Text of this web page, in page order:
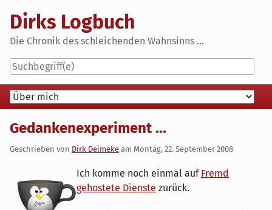
content
Dirks Logbuch
Die Chronik des schleichenden Wahnsinns ...
Navigation
Gedankenexperiment ...
Geschrieben von Dirk Deimeke am Montag, 22. September 2008
Ich komme noch einmal aufFremd
gehostete Dienste zurück.